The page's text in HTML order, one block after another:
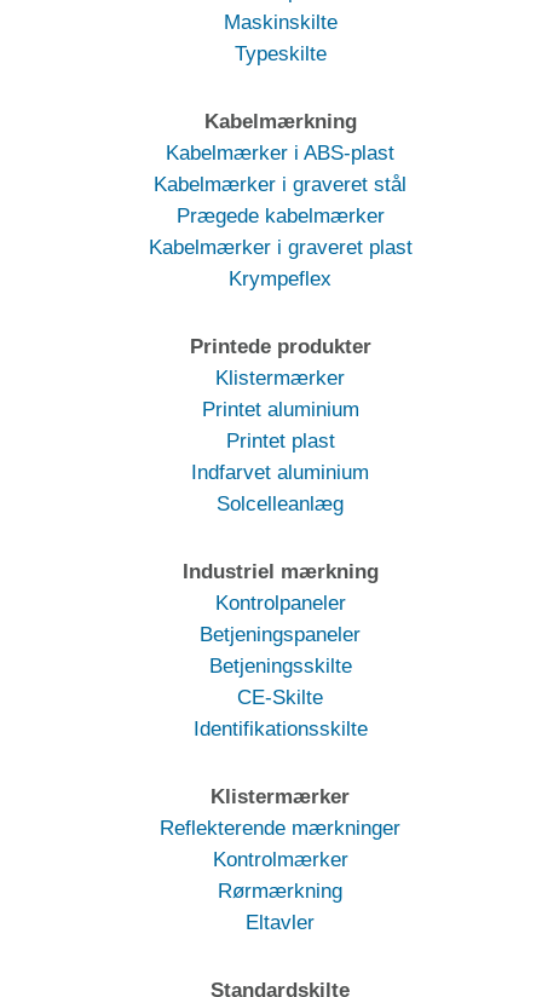
Maskinskilte
Typeskilte
Kabelmærkning
Kabelmærker i ABS-plast
Kabelmærker i graveret stål
Prægede kabelmærker
Kabelmærker i graveret plast
Krympeflex
Printede produkter
Klistermærker
Printet aluminium
Printet plast
Indfarvet aluminium
Solcelleanlæg
Industriel mærkning
Kontrolpaneler
Betjeningspaneler
Betjeningsskilte
CE-Skilte
Identifikationsskilte
Klistermærker
Reflekterende mærkninger
Kontrolmærker
Rørmærkning
Eltavler
Standardskilte